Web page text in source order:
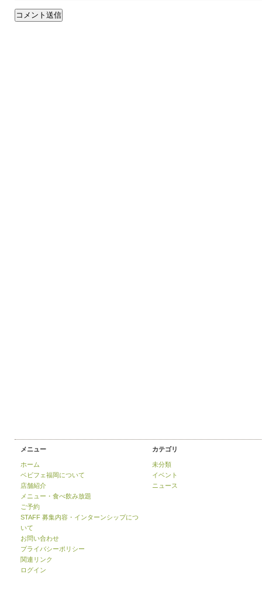
メニュー
ホーム
ベビフェ福岡について
店舗紹介
メニュー・食べ飲み放題
ご予約
STAFF 募集内容・インターンシップにつ
いて
お問い合わせ
プライバシーポリシー
関連リンク
ログイン
カテゴリ
未分類
イベント
ニュース